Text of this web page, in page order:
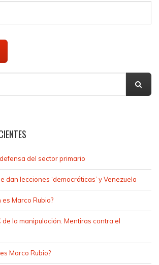
del sector primario
dan lecciones ‘democráticas’ y Venezuela
es Marco Rubio?
de la manipulación. Mentiras contra el
Marco Rubio?